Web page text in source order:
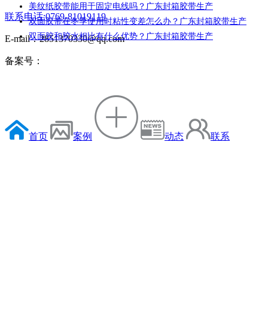
美纹纸胶带能用于固定电线吗？广东封箱胶带生产
双面胶带在冬季使用时粘性变差怎么办？广东封箱胶带生产
双面胶和胶水相比有什么优势？广东封箱胶带生产
联系电话:0769-81019119
E-mail：2851370330@qq.com
备案号：
首页 案例 动态 联系